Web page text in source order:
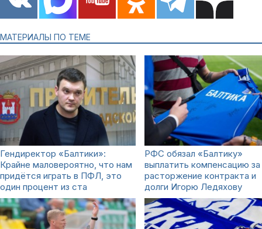
МАТЕРИАЛЫ ПО ТЕМЕ
Гендиректор «Балтики»:
Крайне маловероятно, что нам
придётся играть в ПФЛ, это
один процент из ста
РФС обязал «Балтику»
выплатить компенсацию за
расторжение контракта и
долги Игорю Ледяхову